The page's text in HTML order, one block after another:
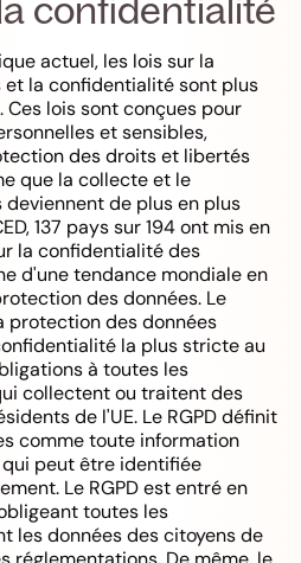
actuel, les lois sur la
la confidentialité sont plus
lois sont conçues pour
et sensibles,
des droits et libertés
que la collecte et le
de plus en plus
137 pays sur 194 ont mis en
la confidentialité des
d'une tendance mondiale en
des données. Le
protection des données
la plus stricte au
à toutes les
collectent ou traitent des
de l'UE. Le RGPD définit
comme toute information
peut être identifiée
Le RGPD est entré en
toutes les
les données des citoyens de